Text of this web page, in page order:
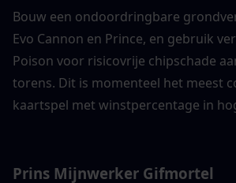
Bouw een ondoordringbare
Evo Cannon en Prince, en gebruik
Poison voor risicovrije chipschade
torens. Dit is momenteel het meest
kaartspel met winstpercentage in
Prins Mijnwerker Gifmortel